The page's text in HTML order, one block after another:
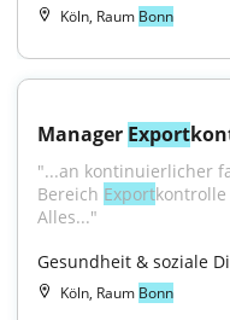
Köln, Raum Bonn
Manager Export
"...an kontinuierlicher
Bereich Export
Alles..."
Gesundheit & soziale
Köln, Raum Bonn